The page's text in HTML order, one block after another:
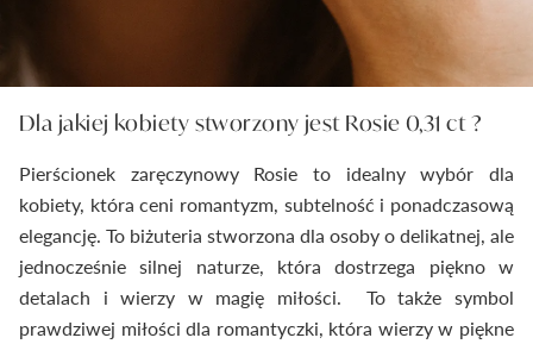
Dla jakiej kobiety stworzony jest Rosie 0,31 ct ?
Pierścionek zaręczynowy Rosie to idealny wybór dla
kobiety, która ceni romantyzm, subtelność i ponadczasową
elegancję. To biżuteria stworzona dla osoby o delikatnej, ale
jednocześnie silnej naturze, która dostrzega piękno w
detalach i wierzy w magię miłości. To także symbol
prawdziwej miłości dla romantyczki, która wierzy w piękne